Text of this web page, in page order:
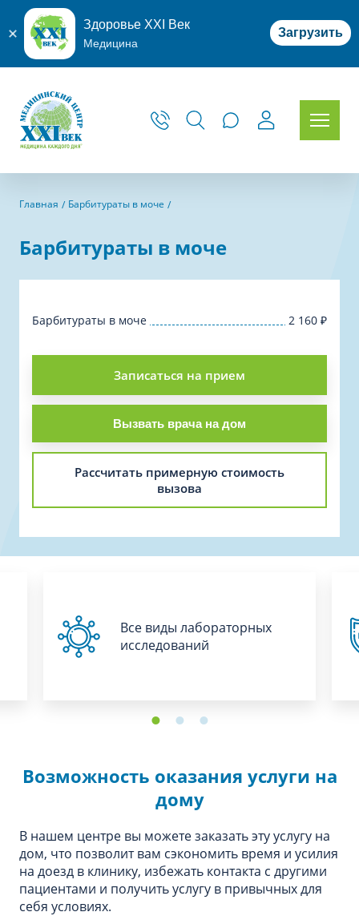
Здоровье XXI Век
Медицина
Загрузить
Главная Барбитураты в моче
Барбитураты в моче
Барбитураты в моче 2 160 ₽
Записаться на прием
Вызвать врача на дом
Рассчитать примерную стоимость
вызова
Все виды лабораторных
исследований
Возможность оказания услуги на
дому
В нашем центре вы можете заказать эту услугу на
дом, что позволит вам сэкономить время и усилия
на доезд в клинику, избежать контакта с другими
пациентами и получить услугу в привычных для
себя условиях.